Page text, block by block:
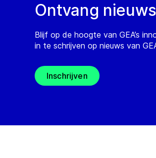
Ontvang
Blijf op de hoogte van GEA’s
in te schrijven op nieuws van
Inschrijven